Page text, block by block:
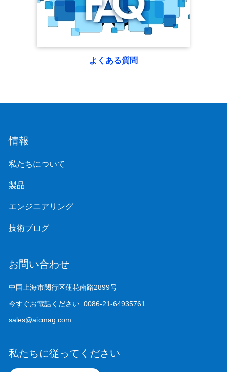
よくある質問
情報
私たちについて
製品
エンジニアリング
技術ブログ
お問い合わせ
中国上海市閔行区蓮花南路2899号
今すぐお電話ください: 0086-21-64935761
sales@aicmag.com
私たちに従ってください